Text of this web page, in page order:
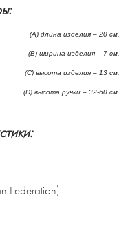
(А) длина изделия – 20 см.
(B) ширина изделия – 7 см.
(C) высота изделия – 13 см.
(D) высота ручки – 32-60 см.
Federation)